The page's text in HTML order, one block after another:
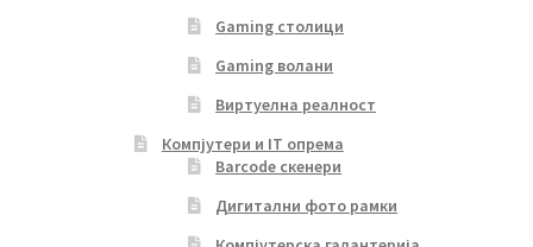
Gaming столици
Gaming волани
Виртуелна реалност
Компјутери и IT опрема
Barcode скенери
Дигитални фото рамки